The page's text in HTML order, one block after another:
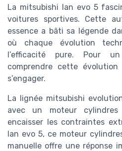
La mitsubishi lan evo 5
voitures sportives. Cette
essence a bâti sa légende
où chaque évolution
l’efficacité pure. Pour un
comprendre cette
s’engager.
La lignée mitsubishi
avec un moteur
encaisser les contraintes
lan evo 5, ce moteur
manuelle offre une réponse